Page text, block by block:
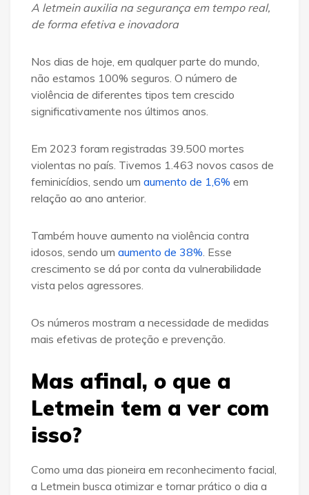
A letmein auxilia na segurança em tempo real,
de forma efetiva e inovadora
Nos dias de hoje, em qualquer parte do mundo,
não estamos 100% seguros. O número de
violência de diferentes tipos tem crescido
significativamente nos últimos anos.
Em 2023 foram registradas 39.500 mortes
violentas no país. Tivemos 1.463 novos casos de
feminicídios, sendo um aumento de 1,6% em
relação ao ano anterior.
Também houve aumento na violência contra
idosos, sendo um aumento de 38%. Esse
crescimento se dá por conta da vulnerabilidade
vista pelos agressores.
Os números mostram a necessidade de medidas
mais efetivas de proteção e prevenção​.
Mas afinal, o que a
Letmein tem a ver com
isso?
Como uma das pioneira em reconhecimento facial,
a Letmein busca otimizar e tornar prático o dia a